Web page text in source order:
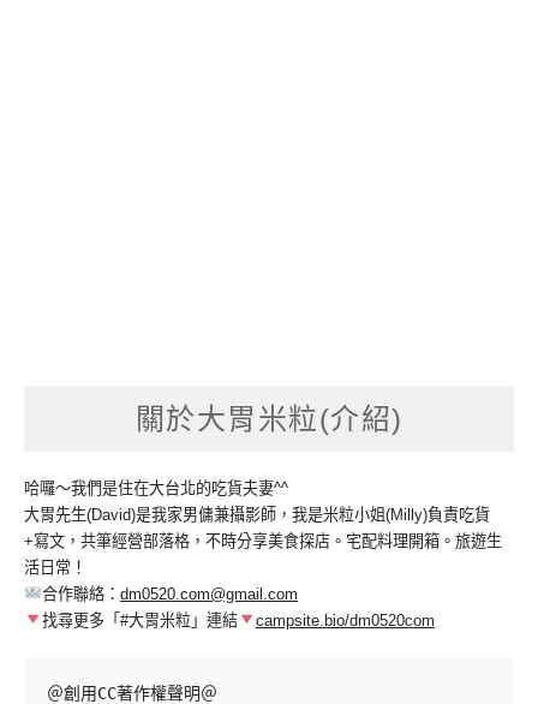
關於大胃米粒(介紹)
哈囉～我們是住在大台北的吃貨夫妻^^
大胃先生(David)是我家男傭兼攝影師，我是米粒小姐(Milly)負責吃貨
+寫文，共筆經營部落格，不時分享美食探店。宅配料理開箱。旅遊生
活日常！
合作聯絡： dm0520.com@gmail.com
找尋更多「#大胃米粒」連結
campsite.bio/dm0520com
＠創用CC著作權聲明＠